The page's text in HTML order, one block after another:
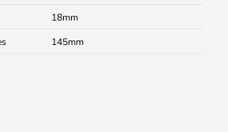
18
145